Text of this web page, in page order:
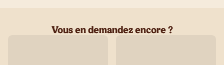
Vous en demandez encore ?